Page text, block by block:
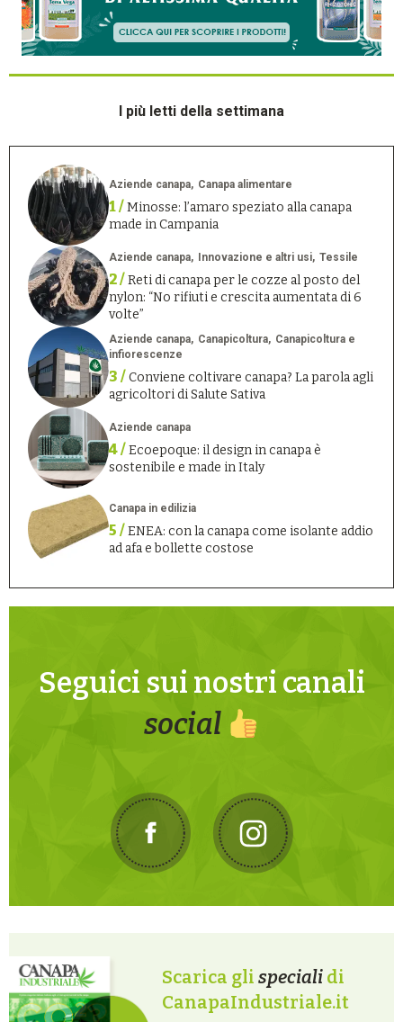
I più letti della settimana
Aziende canapa Canapa alimentare
1 /Minosse: l’amaro speziato alla canapa
made in Campania
Aziende canapa Innovazione e altri usi Tessile
2 /Reti di canapa per le cozze al posto del
nylon: “No rifiuti e crescita aumentata di 6
volte”
Aziende canapa Canapicoltura
Canapicoltura e
infiorescenze
3 /Conviene coltivare canapa? La parola agli
agricoltori di Salute Sativa
Aziende canapa
4 /Ecoepoque: il design in canapa è
sostenibile e made in Italy
Canapa in edilizia
5 /ENEA: con la canapa come isolante addio
ad afa e bollette costose
Seguici sui nostri canali
social
Scarica gli speciali di
CanapaIndustriale.it